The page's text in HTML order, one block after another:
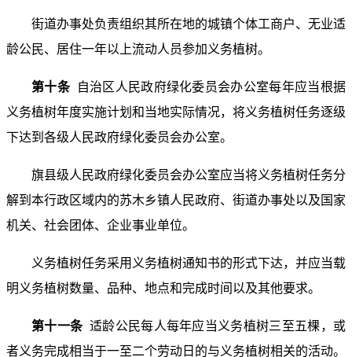
街道办事处负责组织其所在地的城镇个体工商户、无业适
龄公民、居住一年以上流动人员参加义务植树。
第十条 自治区人民政府绿化委员会办公室每年应当根据
义务植树年度实施计划和当地实际情况，将义务植树任务逐级
下达到各级人民政府绿化委员会办公室。
旗县级人民政府绿化委员会办公室应当将义务植树任务分
解到本行政区域内的苏木乡镇人民政府、街道办事处以及国家
机关、社会团体、企业事业单位。
义务植树任务采用义务植树通知书的形式下达，并应当载
明义务植树数量、品种、地点和完成时间以及其他要求。
第十一条 适龄公民每人每年应当义务植树三至五棵，或
者义务完成相当于一至二个劳动日的与义务植树相关的活动。